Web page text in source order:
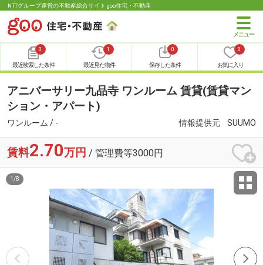
NTTグループ運営の不動産総合サイト goo住宅・不動産
0
最近検索した条件
1
最近見た物件
0
保存した条件
0
お気に入り
アニバーサリー九品寺 ワンルーム 賃貸(賃貸マン
ション・アパート)
ワンルーム / - 情報提供元 SUUMO
賃料2.70万円 / 管理費等3000円
1 /8